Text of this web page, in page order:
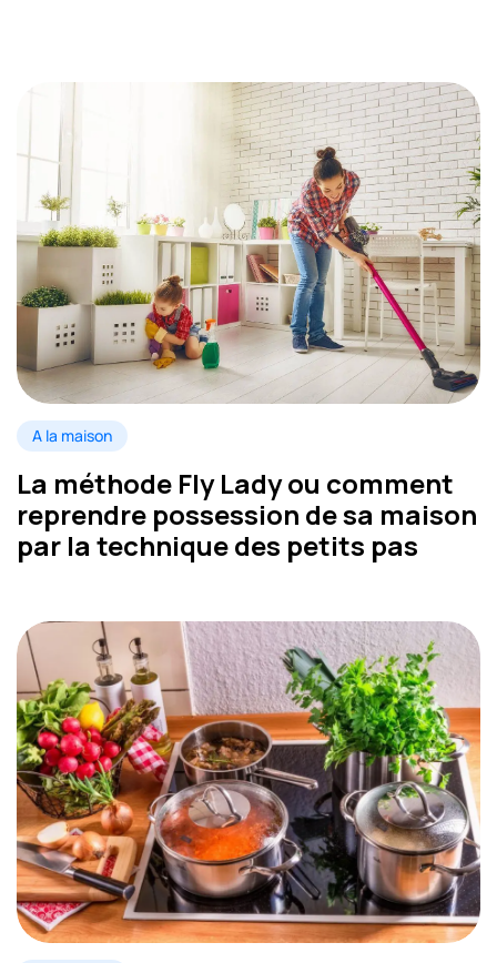
A la maison
La méthode Fly Lady ou comment
reprendre possession de sa maison
par la technique des petits pas